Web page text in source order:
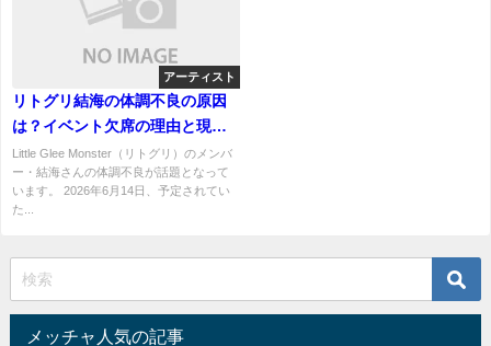
アーティスト
リトグリ結海の体調不良の原因
は？イベント欠席の理由と現在
の状況をわかりやすく解説
Little Glee Monster（リトグリ）のメンバ
ー・結海さんの体調不良が話題となって
います。 2026年6月14日、予定されてい
た...
メッチャ人気の記事